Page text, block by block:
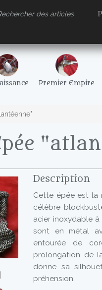
Premier Empire
Description
Cette épée est la
célèbre
acier inoxydable
sont en métal
entourée de
prolongation de
donne sa
préhension.